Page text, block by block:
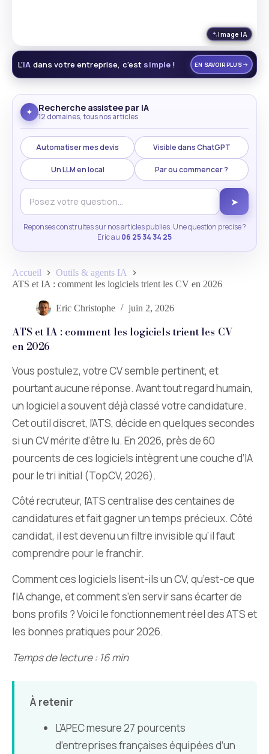
Image IA
L’IA dans votre entreprise, c’est simple ! EN SAVOIR PLUS
✦ Recherche assistee par IA
12 domaines, tous nos articles
Automatiser mes devis Visible dans ChatGPT
Un LLM en local Par ou commencer ?
➤
Reponses construites sur nos articles publies. Une question precise ?
Eric au 06 25 34 34 25
Accueil
Outils & agents IA
ATS et IA : comment les logiciels trient les CV en 2026
Eric Christophe juin 2, 2026
ATS et IA : comment les logiciels trient les CV
en 2026
Vous postulez, votre CV semble pertinent, et
pourtant aucune réponse. Avant tout regard humain,
un logiciel a souvent déjà classé votre candidature.
Cet outil discret, l’ATS, décide en quelques secondes
si un CV mérite d’être lu. En 2026, près de 60
pourcents de ces logiciels intègrent une couche d’IA
pour le tri initial (TopCV, 2026).
Côté recruteur, l’ATS centralise des centaines de
candidatures et fait gagner un temps précieux. Côté
candidat, il est devenu un filtre invisible qu’il faut
comprendre pour le franchir.
Comment ces logiciels lisent-ils un CV, qu’est-ce que
l’IA change, et comment s’en servir sans écarter de
bons profils ? Voici le fonctionnement réel des ATS et
les bonnes pratiques pour 2026.
Temps de lecture : 16 min
À retenir
L’APEC mesure 27 pourcents
d’entreprises françaises équipées d’un